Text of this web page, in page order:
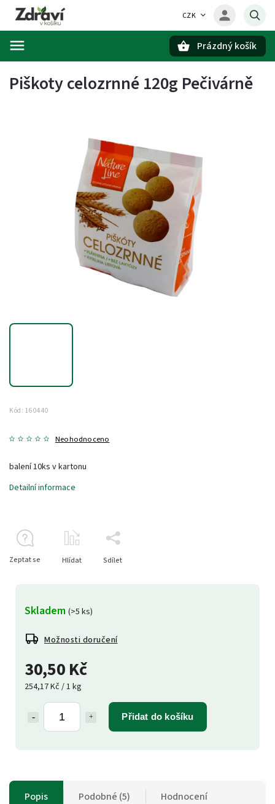
CZK
Prázdný košík
Piškoty celozrnné 120g Pečivárně
Kód: 160440
Neohodnoceno
30,50 Kč
254,17 Kč / 1 kg
Přidat do košíku
Skladem (>5 ks)
Možnosti doručení
balení 10ks v kartonu
Detailní informace
Zeptat se Hlídat Sdílet
Popis Podobné (5) Hodnocení